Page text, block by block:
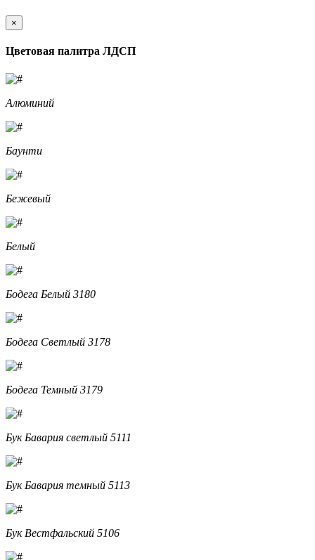
×
Цветовая палитра ЛДСП
Алюминий
Баунти
Бежевый
Белый
Бодега Белый 3180
Бодега Светлый 3178
Бодега Темный 3179
Бук Бавария светлый 5111
Бук Бавария темный 5113
Бук Вестфальский 5106